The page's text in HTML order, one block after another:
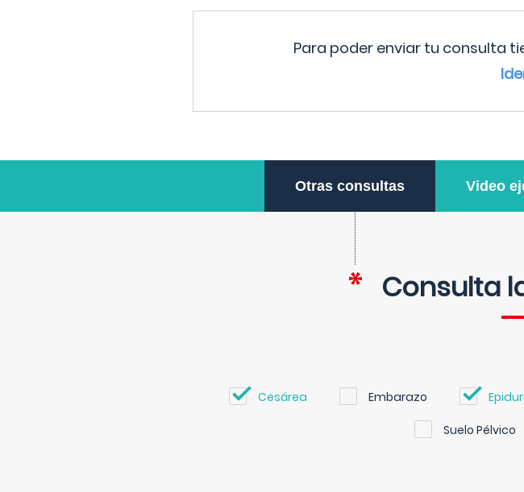
Para poder enviar tu consulta
Otras consultas Video
Consulta
Cesárea Embarazo
Suelo Pélvico